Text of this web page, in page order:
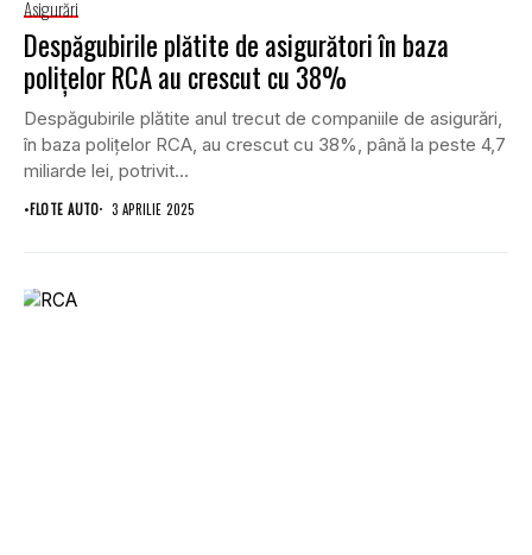
Asigurări
Despăgubirile plătite de asigurători în baza
polițelor RCA au crescut cu 38%
Despăgubirile plătite anul trecut de companiile de asigurări,
în baza polițelor RCA, au crescut cu 38%, până la peste 4,7
miliarde lei, potrivit...
•FLOTE AUTO 3 APRILIE 2025